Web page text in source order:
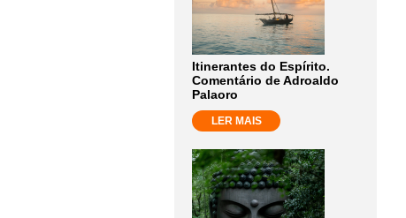
Itinerantes do Espírito.
Comentário de Adroaldo
Palaoro
LER MAIS